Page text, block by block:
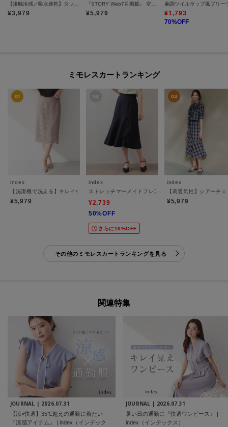
【接触冷感／吸水速乾】タックスキッパーブラウス《防シワ／イージーアイロン／洗濯機OK／9col》
¥3,979
『STORY Web7月掲載』 空気パンツ《接触冷感／UVケア／吸水速乾／防シワ／洗濯機OK》
¥5,979 ¥1,793
70%OFF
ミモレスカートランキング
index
【洗濯機で洗える】キレイをつくるレースタイトスカート
¥5,979
index
ストレッチマーメイドフレアスカート【防シワ／洗濯機
¥2,739
50%OFF
さらに10%OFF
index
【高通気性】シアーチ
¥5,979
その他のミモレスカートランキングを見る
関連特集
JOURNAL | 2026.07.31
【涼×快適】35℃超えの通勤に着たい
『涼感アイテム』 | index（インデック
JOURNAL | 2026.07.31
暑い日の通勤に『快適ワンピース』 |
index（インデックス）